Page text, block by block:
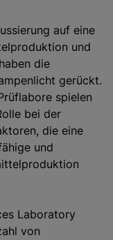
auf eine
und
die
gerückt.
spielen
bei der
die eine
und
Laboratory
von